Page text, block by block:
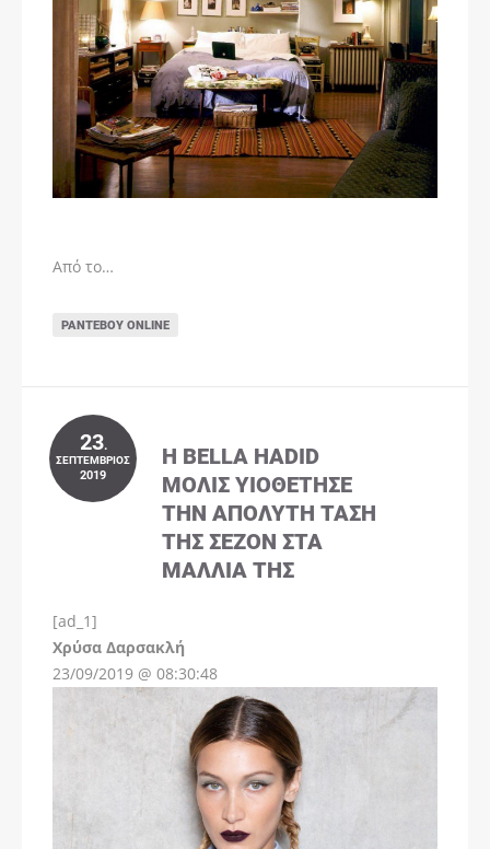
Από το…
ΡΑΝΤΕΒΟΎ ONLINE
23.
ΣΕΠΤΈΜΒΡΙΟΣ
2019
Η BELLA HADID
ΜΌΛΙΣ ΥΙΟΘΈΤΗΣΕ
ΤΗΝ ΑΠΌΛΥΤΗ ΤΆΣΗ
ΤΗΣ ΣΕΖΌΝ ΣΤΑ
ΜΑΛΛΙΆ ΤΗΣ
[ad_1]
Χρύσα Δαρσακλή
23/09/2019 @ 08:30:48